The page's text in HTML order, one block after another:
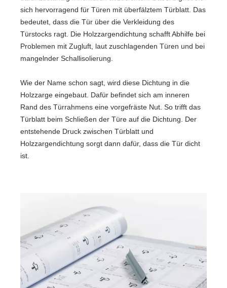
sich hervorragend für Türen mit überfälztem Türblatt. Das
bedeutet, dass die Tür über die Verkleidung des
Türstocks ragt. Die Holzzargendichtung schafft Abhilfe bei
Problemen mit Zugluft, laut zuschlagenden Türen und bei
mangelnder Schallisolierung.
Wie der Name schon sagt, wird diese Dichtung in die
Holzzarge eingebaut. Dafür befindet sich am inneren
Rand des Türrahmens eine vorgefräste Nut. So trifft das
Türblatt beim Schließen der Türe auf die Dichtung. Der
entstehende Druck zwischen Türblatt und
Holzzargendichtung sorgt dann dafür, dass die Tür dicht
ist.